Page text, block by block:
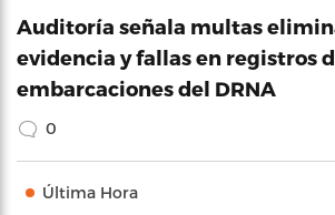
Auditoría señala multas
evidencia y fallas en registros
embarcaciones del DRNA
0
Última Hora